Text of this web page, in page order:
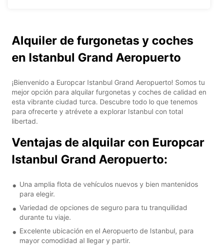
Alquiler de furgonetas y coches
en Istanbul Grand Aeropuerto
¡Bienvenido a Europcar Istanbul Grand Aeropuerto! Somos tu
mejor opción para alquilar furgonetas y coches de calidad en
esta vibrante ciudad turca. Descubre todo lo que tenemos
para ofrecerte y atrévete a explorar Istanbul con total
libertad.
Ventajas de alquilar con Europcar
Istanbul Grand Aeropuerto:
Una amplia flota de vehículos nuevos y bien mantenidos
para elegir.
Variedad de opciones de seguro para tu tranquilidad
durante tu viaje.
Excelente ubicación en el Aeropuerto de Istanbul, para
mayor comodidad al llegar y partir.